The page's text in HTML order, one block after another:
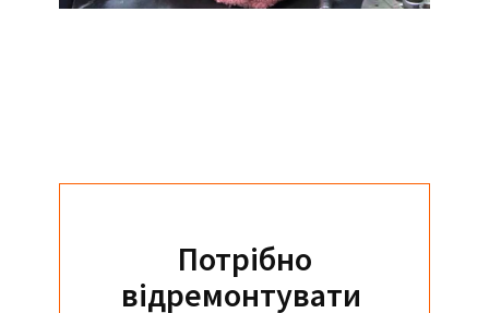
Потрібно
відремонтувати ​